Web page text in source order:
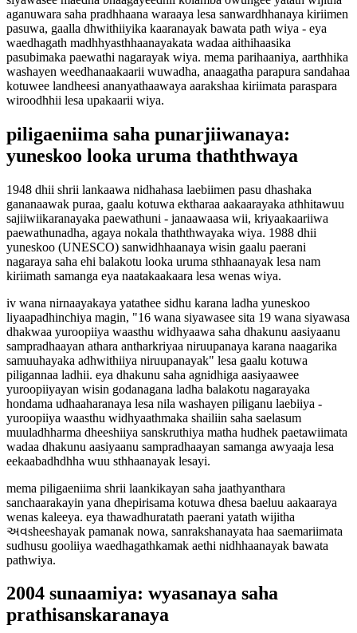
aganuwara saha pradhhaana waraaya lesa sanwardhhanaya kiriimen
pasuwa, gaalla dhwithiiyika kaaranayak bawata path wiya - eya
waedhagath madhhyasthhaanayakata wadaa aithihaasika
pasubimaka paewathi nagarayak wiya. mema parihaaniya, aarthhika
washayen weedhanaakaarii wuwadha, anaagatha parapura sandahaa
kotuwee landheesi ananyathaawaya aarakshaa kiriimata paraspara
wiroodhhii lesa upakaarii wiya.
piligaeniima saha punarjiiwanaya:
yuneskoo looka uruma thaththwaya
1948 dhii shrii lankaawa nidhahasa laebiimen pasu dhashaka
gananaawak puraa, gaalu kotuwa ektharaa aakaarayaka athhitawuu
sajiiwiikaranayaka paewathuni - janaawaasa wii, kriyaakaariiwa
paewathunadha, agaya nokala thaththwayaka wiya. 1988 dhii
yuneskoo (UNESCO) sanwidhhaanaya wisin gaalu paerani
nagaraya saha ehi balakotu looka uruma sthhaanayak lesa nam
kiriimath samanga eya naatakaakaara lesa wenas wiya.
iv wana nirnaayakaya yatathee sidhu karana ladha yuneskoo
liyaapadhinchiya magin, "16 wana siyawasee sita 19 wana siyawasa
dhakwaa yuroopiiya waasthu widhyaawa saha dhakunu aasiyaanu
sampradhaayan athara antharkriyaa niruupanaya karana naagarika
samuuhayaka adhwithiiya niruupanayak" lesa gaalu kotuwa
piligannaa ladhii. eya dhakunu saha agnidhiga aasiyaawee
yuroopiiyayan wisin godanagana ladha balakotu nagarayaka
hondama udhaaharanaya lesa nila washayen piliganu laebiiya -
yuroopiiya waasthu widhyaathmaka shailiin saha saelasum
muuladhharma dheeshiiya sanskruthiya matha hudhek paetawiimata
wadaa dhakunu aasiyaanu sampradhaayan samanga awyaaja lesa
eekaabadhdhha wuu sthhaanayak lesayi.
mema piligaeniima shrii laankikayan saha jaathyanthara
sanchaarakayin yana dhepirisama kotuwa dhesa baeluu aakaaraya
wenas kaleeya. eya thawadhuratath paerani yatath wijitha
અવsheeshayak pamanak nowa, sanrakshanayata haa saemariimata
sudhusu gooliiya waedhagathkamak aethi nidhhaanayak bawata
pathwiya.
2004 sunaamiya: wyasanaya saha
prathisanskaranaya